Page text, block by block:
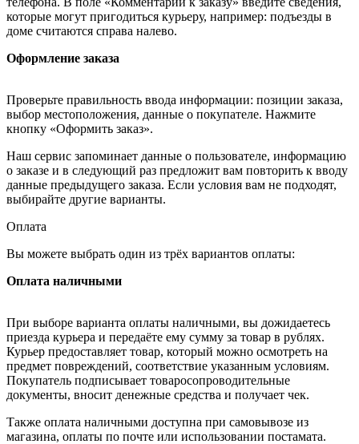
которые могут пригодиться курьеру, например: подъезды в
доме считаются справа налево.
Оформление заказа
Проверьте правильность ввода информации: позиции заказа,
выбор местоположения, данные о покупателе. Нажмите
кнопку «Оформить заказ».
Наш сервис запоминает данные о пользователе, информацию
о заказе и в следующий раз предложит вам повторить к вводу
данные предыдущего заказа. Если условия вам не подходят,
выбирайте другие варианты.
Оплата
Вы можете выбрать один из трёх вариантов оплаты:
Оплата наличными
При выборе варианта оплаты наличными, вы дожидаетесь
приезда курьера и передаёте ему сумму за товар в рублях.
Курьер предоставляет товар, который можно осмотреть на
предмет повреждений, соответствие указанным условиям.
Покупатель подписывает товаросопроводительные
документы, вносит денежные средства и получает чек.
Также оплата наличными доступна при самовывозе из
магазина, оплаты по почте или использовании постамата.